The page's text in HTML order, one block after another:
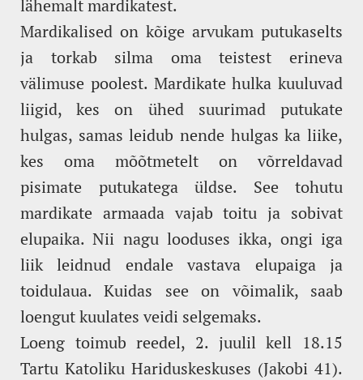
lähemalt mardikatest.
Mardikalised on kõige arvukam putukaselts
ja torkab silma oma teistest erineva
välimuse poolest. Mardikate hulka kuuluvad
liigid, kes on ühed suurimad putukate
hulgas, samas leidub nende hulgas ka liike,
kes oma mõõtmetelt on võrreldavad
pisimate putukatega üldse. See tohutu
mardikate armaada vajab toitu ja sobivat
elupaika. Nii nagu looduses ikka, ongi iga
liik leidnud endale vastava elupaiga ja
toidulaua. Kuidas see on võimalik, saab
loengut kuulates veidi selgemaks.
Loeng toimub reedel, 2. juulil kell 18.15
Tartu Katoliku Hariduskeskuses (Jakobi 41).